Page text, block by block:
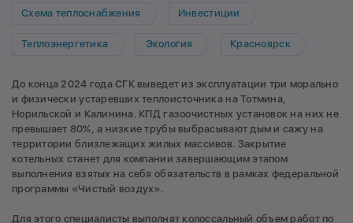
Схема теплоснабжения Инвестиции
Теплоэнергетика Экология Красноярск
До конца 2024 года СГК выведет из эксплуатации три морально
и физически устаревших теплоисточника на Тотмина,
Норильской и Калинина. КПД газоочистных установок на них не
превышает 80%, а низкие трубы выбрасывают дым и сажу на
территории близлежащих жилых массивов. Закрытие
котельных станет для компании завершающим этапом
выполнения взятых на себя обязательств в рамках федеральной
программы «Чистый воздух».
Для этого специалисты выполнят колоссальный объем работ по